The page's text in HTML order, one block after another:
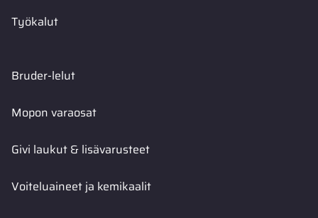
Työkalut
Bruder-lelut
Mopon varaosat
Givi laukut & lisävarusteet
Voiteluaineet ja kemikaalit